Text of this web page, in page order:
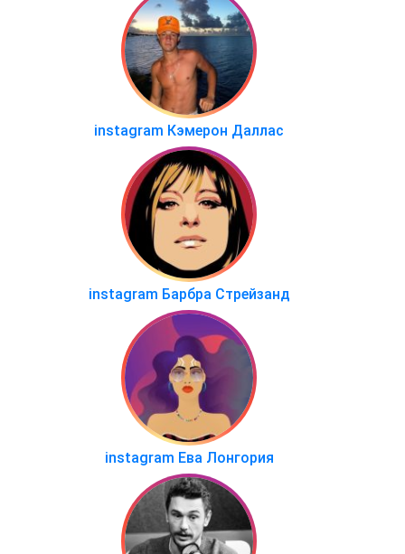
instagram Кэмерон Даллас
instagram Барбра Стрейзанд
instagram Ева Лонгория